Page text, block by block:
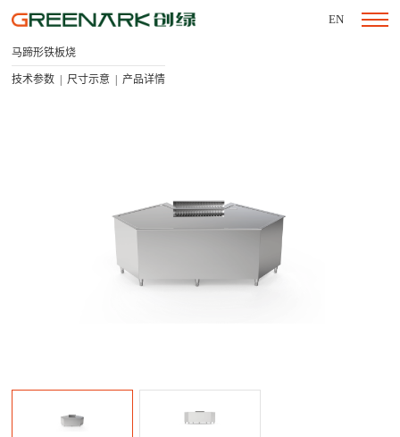
EN
马蹄形铁板烧
技术参数 尺寸示意 产品详情